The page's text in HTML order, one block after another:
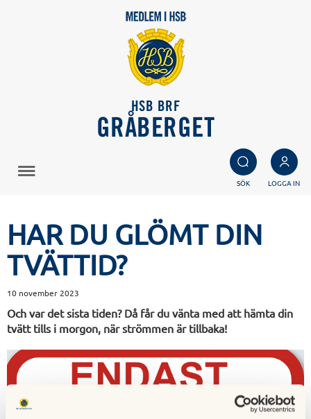
HSB BRF
GRÅBERGET
SÖK LOGGA IN
HAR DU GLÖMT DIN
TVÄTTID?
10 november 2023
Och var det sista tiden? Då får du vänta med att hämta din
tvätt tills i morgon, när strömmen är tillbaka!